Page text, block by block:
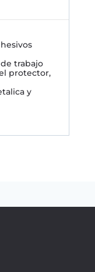
trabajo
protector,
y